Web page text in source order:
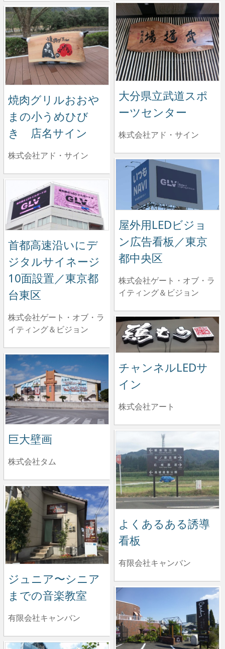
大分県立武道スポ
ーツセンター
株式会社アド・サイン
焼肉グリルおおや
まの小うめひび
き 店名サイン
株式会社アド・サイン
屋外用LEDビジョ
ン広告看板／東京
都中央区
株式会社ゲート・オブ・ラ
イティング＆ビジョン
首都高速沿いにデ
ジタルサイネージ
10面設置／東京都
台東区
株式会社ゲート・オブ・ラ
イティング＆ビジョン
チャンネルLEDサ
イン
株式会社アート
巨大壁画
株式会社タム
よくあるある誘導
看板
有限会社キャンバン
ジュニア〜シニア
までの音楽教室
有限会社キャンバン